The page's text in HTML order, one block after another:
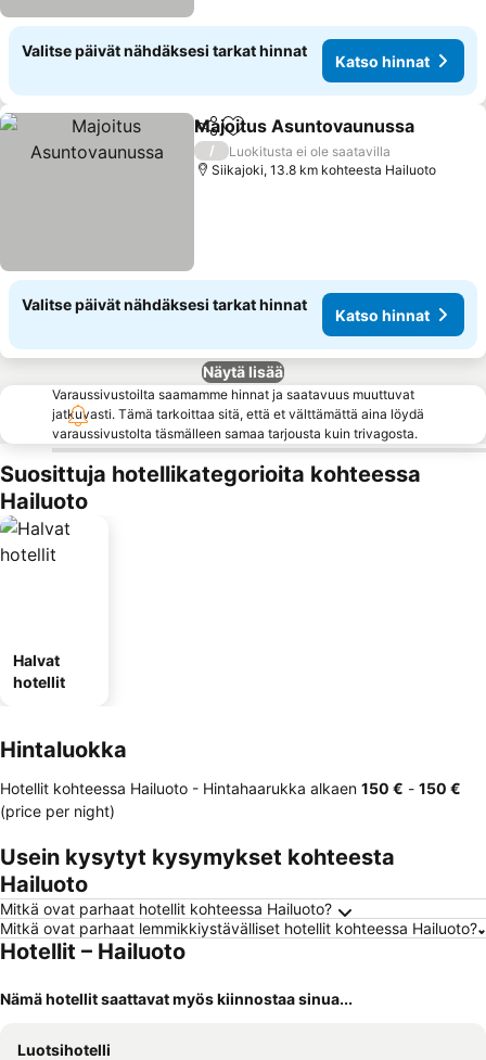
Valitse päivät nähdäksesi tarkat hinnat
Katso hinnat
Jaa Lisää suosikkeihin
Majoitus Asuntovaunussa
/
Luokitusta ei ole saatavilla
Siikajoki, 13.8 km kohteesta Hailuoto
Valitse päivät nähdäksesi tarkat hinnat
Katso hinnat
Näytä lisää
Varaussivustoilta saamamme hinnat ja saatavuus muuttuvat
jatkuvasti. Tämä tarkoittaa sitä, että et välttämättä aina löydä
varaussivustolta täsmälleen samaa tarjousta kuin trivagosta.
Suosittuja hotellikategorioita kohteessa
Hailuoto
Halvat
hotellit
Hintaluokka
Hotellit kohteessa Hailuoto - Hintahaarukka alkaen ‎150 € - ‎150 €
(price per night)
Usein kysytyt kysymykset kohteesta
Hailuoto
Mitkä ovat parhaat hotellit kohteessa Hailuoto?
Mitkä ovat parhaat lemmikkiystävälliset hotellit kohteessa Hailuoto?
Hotellit – Hailuoto
Nämä hotellit saattavat myös kiinnostaa sinua...
Luotsihotelli